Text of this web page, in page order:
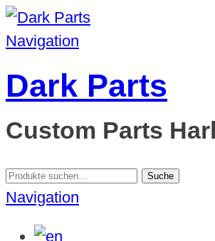
Navigation
Dark Parts
Custom Parts
Suche
nach:
Suche
Navigation